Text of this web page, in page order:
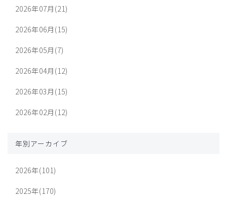
2026年07月(21)
2026年06月(15)
2026年05月(7)
2026年04月(12)
2026年03月(15)
2026年02月(12)
年別アーカイブ
2026年(101)
2025年(170)